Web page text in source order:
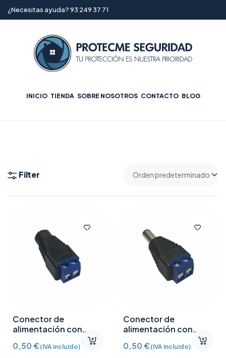
¿Necesitas ayuda? 93 249 37 71
INICIO TIENDA SOBRE NOSOTROS CONTACTO BLOG
Filter
Conector de
alimentación con
tornillo hembra 2,1mm
0,50€(IVA incluido)
Conector de
alimentación con
tornillo macho 2,1mm
0,50€(IVA incluido)